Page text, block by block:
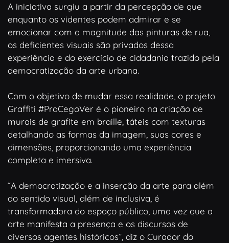
A iniciativa surgiu a partir da percepção de que
enquanto os videntes podem admirar e se
emocionar com a magnitude das pinturas de rua,
os deficientes visuais são privados dessa
experiência e do exercício de cidadania trazido pela
democratização da arte urbana.
Com o objetivo de mudar essa realidade, o projeto
Graffiti #PraCegoVer é o pioneiro na criação de
murais de grafite em braille, táteis com texturas
detalhando as formas da imagem, suas cores e
dimensões, proporcionando uma experiência
completa e imersiva.
“A democratização e a inserção da arte para além
do sentido visual, além de inclusiva, é
transformadora do espaço público, uma vez que a
arte manifesta a presença e os discursos de
diversos agentes históricos”, diz o Curador do